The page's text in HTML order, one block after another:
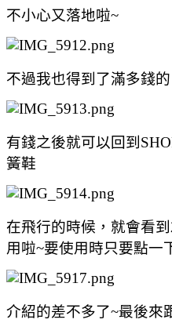
不小心又落地啦~
不過我也得到了滿多錢
有錢之後就可以回到
簧鞋
在飛行的時候，就會看
用啦~要使用時只要點一
介紹的差不多了~最後來